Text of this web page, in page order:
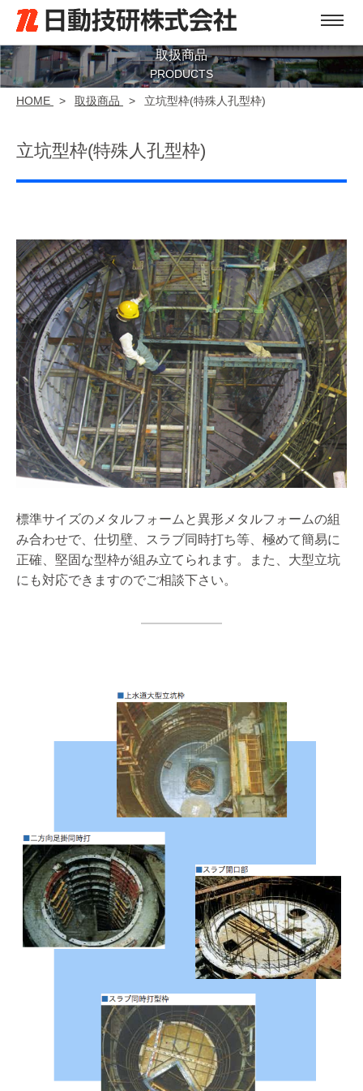
取扱商品
PRODUCTS
HOME > 取扱商品 > 立坑型枠(特殊人孔型枠)
立坑型枠(特殊人孔型枠)
標準サイズのメタルフォームと異形メタルフォームの組
み合わせで、仕切壁、スラブ同時打ち等、極めて簡易に
正確、堅固な型枠が組み立てられます。また、大型立坑
にも対応できますのでご相談下さい。